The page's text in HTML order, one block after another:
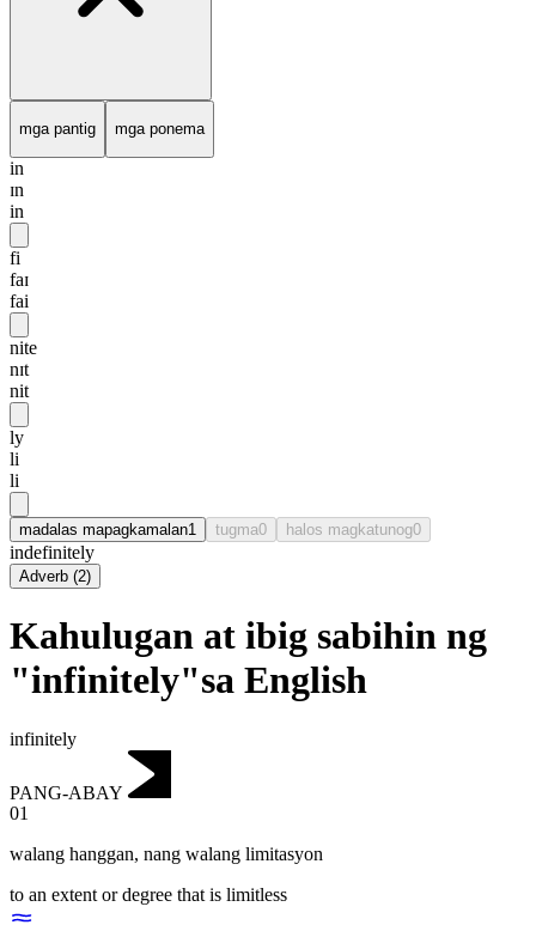
mga pantig mga ponema
in
ɪn
in
fi
faɪ
fai
nite
nɪt
nit
ly
li
li
madalas mapagkamalan1 tugma0 halos magkatunog0
indefinitely
Adverb (2)
Kahulugan at ibig sabihin ng
"infinitely"sa English
infinitely
PANG-ABAY
01
walang hanggan, nang walang limitasyon
to an extent or degree that is limitless